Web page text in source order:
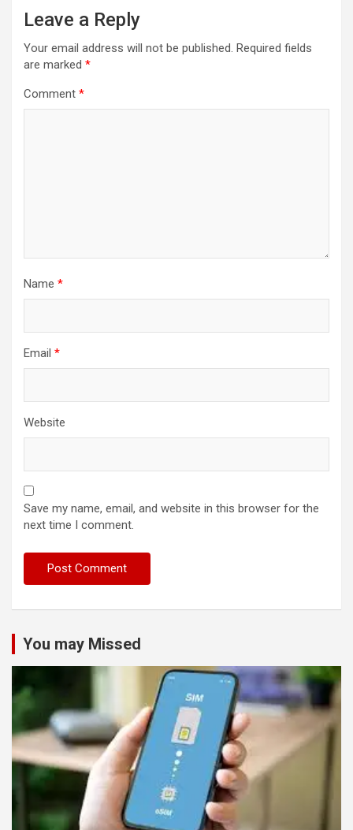
Leave a Reply
Your email address will not be published. Required fields
are marked *
Comment *
Name *
Email *
Website
Save my name, email, and website in this browser for the
next time I comment.
You may Missed